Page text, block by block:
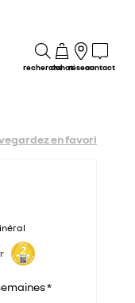
rechercheachatréseaucontact
en favori
*